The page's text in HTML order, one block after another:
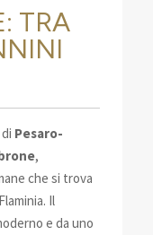
TRA
Pesaro-
,
che si trova
Il
e da uno